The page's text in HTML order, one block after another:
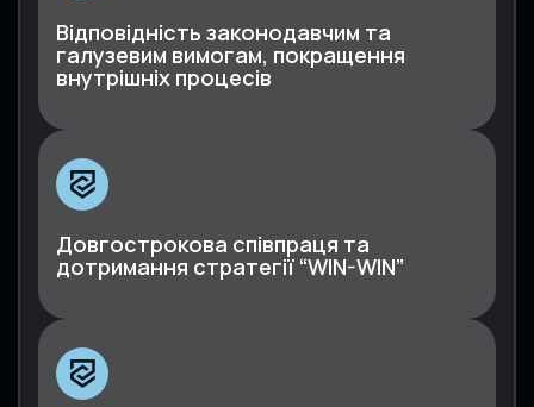
Відповідність законодавчим та
галузевим вимогам, покращення
внутрішніх процесів
Довгострокова співпраця та
дотримання стратегії “WIN-WIN”